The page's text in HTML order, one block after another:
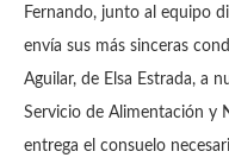
Fernando, junto al equipo
envía sus más sinceras
Aguilar, de Elsa Estrada, a
Servicio de Alimentación y
entrega el consuelo